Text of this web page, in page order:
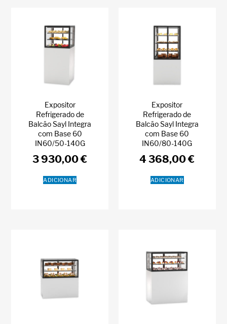
Expositor
Refrigerado de
Balcão Sayl Integra
com Base 60
IN60/50-140G
3 930,00€
ADICIONAR
Expositor
Refrigerado de
Balcão Sayl Integra
com Base 60
IN60/80-140G
4 368,00€
ADICIONAR